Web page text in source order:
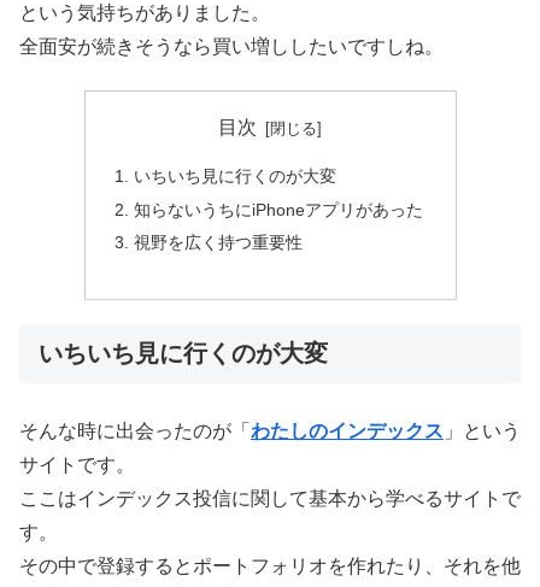
という気持ちがありました。
全面安が続きそうなら買い増ししたいですしね。
目次
いちいち見に行くのが大変
知らないうちにiPhoneアプリがあった
視野を広く持つ重要性
いちいち見に行くのが大変
そんな時に出会ったのが「 わたしのインデックス 」という
サイトです。
ここはインデックス投信に関して基本から学べるサイトで
す。
その中で登録するとポートフォリオを作れたり、それを他